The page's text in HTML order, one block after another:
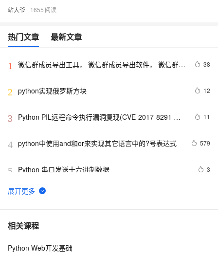
站大爷 1655
热门文章 最新文章
1
微信群成员导出工具， 微信群成员导出软件， 微信群管
38
2 python实现俄罗斯方块 12
3
Python PIL远程命令执行漏洞复现(CVE-2017-8291
11
4 python中使用and和or来实现其它语言中的?号表达式 579
5 Python 串口发送十六进制数据 3
6 Python 多线程之threading介绍
7 python synflood test
8 Python是一种广泛使用的高级编程语言，具有许多优点
相关课程
Python Web开发基础